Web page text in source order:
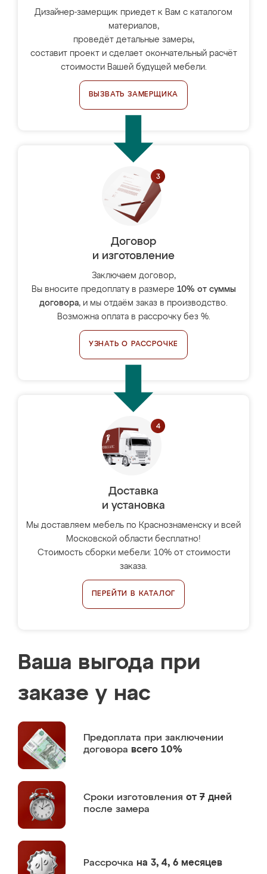
Дизайнер-замерщик приедет к Вам с каталогом
материалов,
проведёт детальные замеры,
составит проект и сделает окончательный расчёт
стоимости Вашей будущей мебели.
ВЫЗВАТЬ ЗАМЕРЩИКА
Договор
и изготовление
Заключаем договор,
Вы вносите предоплату в размере 10% от суммы
договора, и мы отдаём заказ в производство.
Возможна оплата в рассрочку без %.
УЗНАТЬ О РАССРОЧКЕ
Доставка
и установка
Мы доставляем мебель по Краснознаменску и всей
Московской области бесплатно!
Стоимость сборки мебели: 10% от стоимости
заказа.
ПЕРЕЙТИ В КАТАЛОГ
Ваша выгода при
заказе у нас
Предоплата при заключении
договора всего 10%
Сроки изготовления от 7 дней
после замера
Рассрочка на 3, 4, 6 месяцев